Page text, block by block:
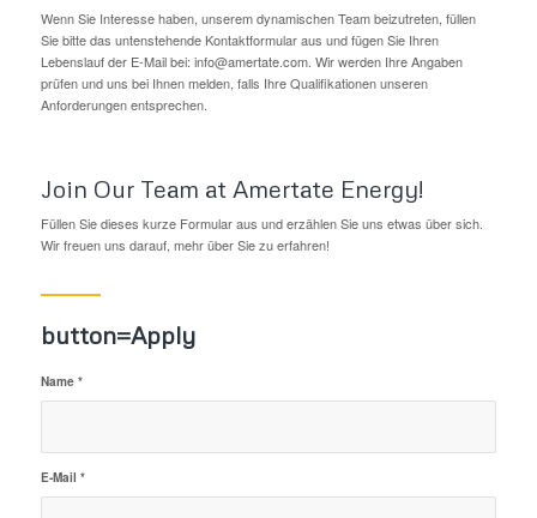
Wenn Sie Interesse haben, unserem dynamischen Team beizutreten, füllen
Sie bitte das untenstehende Kontaktformular aus und fügen Sie Ihren
Lebenslauf der E-Mail bei: info@amertate.com. Wir werden Ihre Angaben
prüfen und uns bei Ihnen melden, falls Ihre Qualifikationen unseren
Anforderungen entsprechen.
Join Our Team at Amertate Energy!
Füllen Sie dieses kurze Formular aus und erzählen Sie uns etwas über sich.
Wir freuen uns darauf, mehr über Sie zu erfahren!
button=Apply
Name *
E-Mail *